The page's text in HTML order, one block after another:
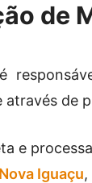
de
através de
e
Iguaçu